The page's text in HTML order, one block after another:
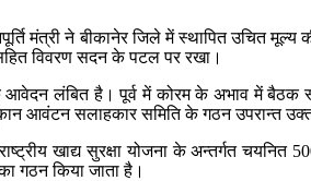
ने बीकानेर जिले में स्थापित उचित मूल्य
विवरण सदन के पटल पर रखा।
लंबित है। पूर्व में कोरम के अभाव में
आवंटन सलाहकार समिति के गठन उपरान्त उक्‍त
खाद्य सुरक्षा योजना के अन्‍तर्गत
गठन किया जाता है।